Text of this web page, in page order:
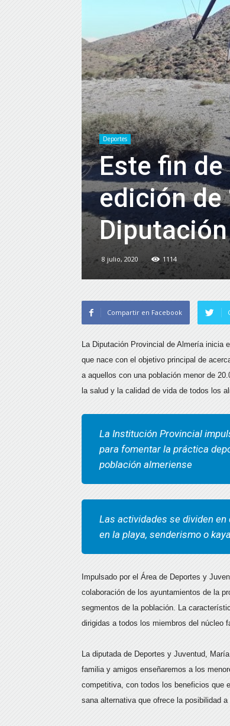
Deportes
Este fin
edición de
Diputación
8 julio, 2020 1114
Compartir en Facebook
La Diputación Provincial de Almería inicia
que nace con el objetivo principal de
a aquellos con una población menor de
la salud y la calidad de vida de todos los
La Institución Provincial
para fomentar la práctica
población almeriense
Las actividades se dividen
en la playa, senderismo o
Impulsado por el Área de Deportes y
colaboración de los ayuntamientos de la
segmentos de la población. La
dirigidas a todos los miembros del núcleo
La diputada de Deportes y Juventud,
familia y amigos enseñaremos a los
competitiva, con todos los beneficios que
sana alternativa que ofrece la posibilidad